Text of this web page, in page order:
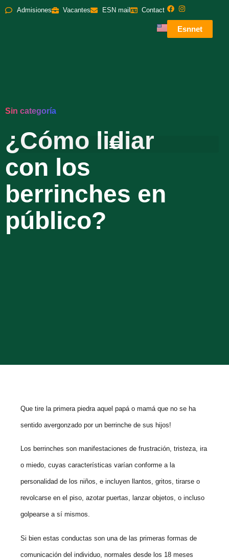
Admisiones Vacantes ESN mail Contact
Esnnet
Sin categoría
¿Cómo lidiar
con los
berrinches en
público?
Que tire la primera piedra aquel papá o mamá que no se ha
sentido avergonzado por un berrinche de sus hijos!
Los berrinches son manifestaciones de frustración, tristeza, ira
o miedo, cuyas características varían conforme a la
personalidad de los niños, e incluyen llantos, gritos, tirarse o
revolcarse en el piso, azotar puertas, lanzar objetos, o incluso
golpearse a sí mismos.
Si bien estas conductas son una de las primeras formas de
comunicación del individuo, normales desde los 18 meses